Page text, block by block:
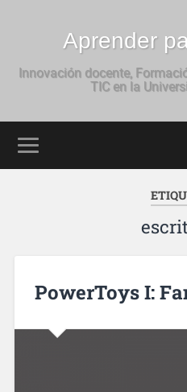
Aprender
Innovación docente,
TIC en la
PowerToys I: